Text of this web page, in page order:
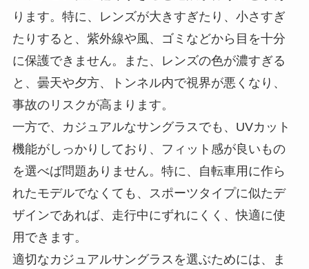
ります。特に、レンズが大きすぎたり、小さすぎ
たりすると、紫外線や風、ゴミなどから目を十分
に保護できません。また、レンズの色が濃すぎる
と、曇天や夕方、トンネル内で視界が悪くなり、
事故のリスクが高まります。
一方で、カジュアルなサングラスでも、UVカット
機能がしっかりしており、フィット感が良いもの
を選べば問題ありません。特に、自転車用に作ら
れたモデルでなくても、スポーツタイプに似たデ
ザインであれば、走行中にずれにくく、快適に使
用できます。
適切なカジュアルサングラスを選ぶためには、ま